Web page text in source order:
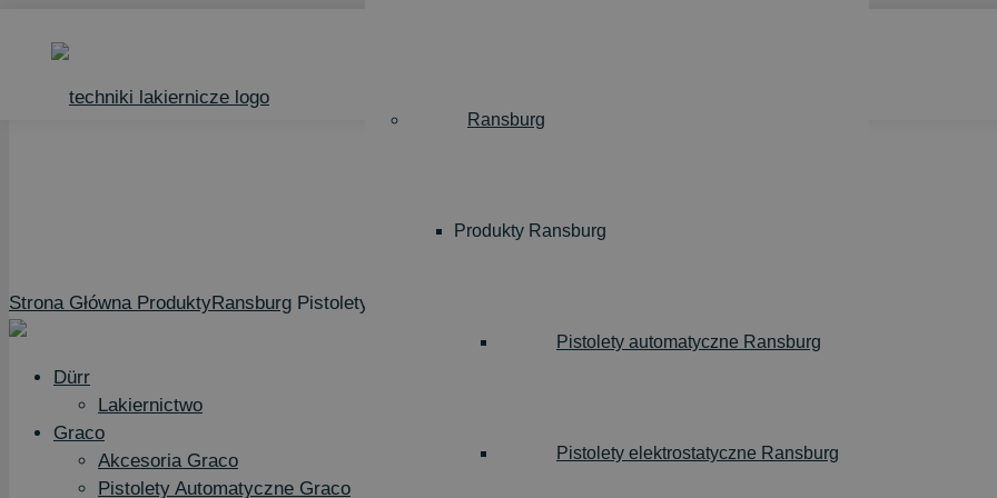
Ransburg
Produkty Ransburg
Pistolety automatyczne Ransburg
Pistolety elektrostatyczne Ransburg
PISTOLETY ELEKTROSTATYCZNE
Strona Główna ProduktyRansburg Pistolety Elektrostatyczne Ransburg
Dürr
Lakiernictwo
Graco
Akcesoria Graco
Pistolety Automatyczne Graco